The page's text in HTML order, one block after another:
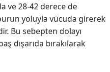
ve 28-42 derece de
yoluyla vücuda girerek
Bu sebepten dolayı
dışarıda bırakılarak